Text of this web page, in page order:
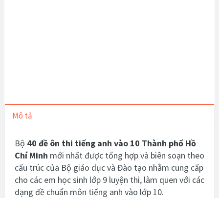
Mô tả
Bộ 40 đề ôn thi tiếng anh vào 10 Thành phố Hồ
Chí Minh mới nhất được tổng hợp và biên soạn theo
cấu trúc của Bộ giáo dục và Đào tạo nhằm cung cấp
cho các em học sinh lớp 9 luyện thi, làm quen với các
dạng đề chuẩn môn tiếng anh vào lớp 10.